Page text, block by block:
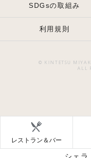
SDGsの取組み
利用規則
© KINTETSU
ALL
レストラン＆バー